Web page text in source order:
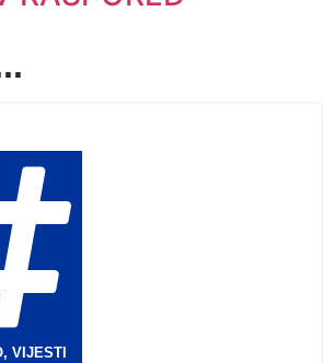
, VIJESTI